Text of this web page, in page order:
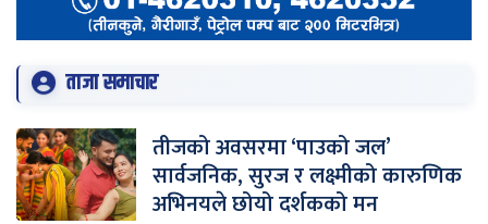
ताजा समाचार
तीजको अवसरमा ‘पाउको जल’
सार्वजनिक, सुरज र लक्ष्मीको कारुणिक
अभिनयले छोयो दर्शकको मन